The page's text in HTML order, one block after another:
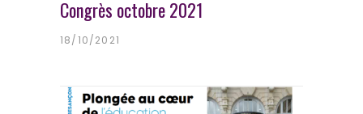
Congrès octobre 2021
18/10/2021